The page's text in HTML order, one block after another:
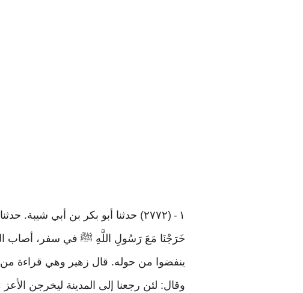
١ - (٢٧٧٢) حدثنا أبو بكر بن أبي شيبة. حدثنا الحسن بن موسى. حدثنا زهير بن معاوية. حدثنا أبو إسحاق؛ أنه سمع زيد بن أرقم يَقُولُ
خَرَجْنَا مَعَ رَسُولِ اللَّهِ ﷺ في سفر، أصاب
ينفضوا من حوله. قال زهير وهي قراءة
وقال: لئن رجعنا إلى المدينة ليخرجن